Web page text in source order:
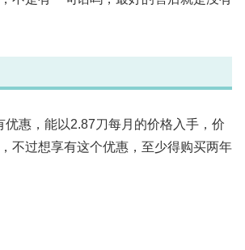
优惠，能以2.87刀每月的价格入手，价
不过想享有这个优惠，至少得购买两年